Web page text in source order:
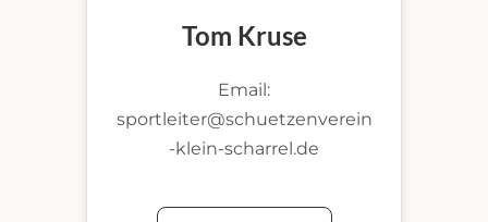
Tom Kruse
Email:
sportleiter@schuetzenverein
-klein-scharrel.de